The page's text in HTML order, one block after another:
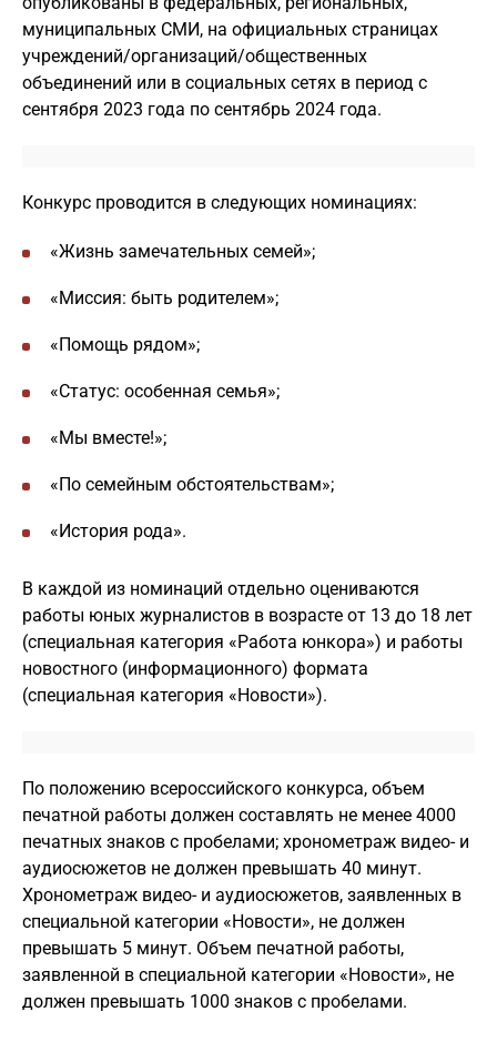
муниципальных СМИ, на официальных страницах
учреждений/организаций/общественных
объединений или в социальных сетях в период с
сентября 2023 года по сентябрь 2024 года.
Конкурс проводится в следующих номинациях:
«Жизнь замечательных семей»;
«Миссия: быть родителем»;
«Помощь рядом»;
«Статус: особенная семья»;
«Мы вместе!»;
«По семейным обстоятельствам»;
«История рода».
В каждой из номинаций отдельно оцениваются
работы юных журналистов в возрасте от 13 до 18 лет
(специальная категория «Работа юнкора») и работы
новостного (информационного) формата
(специальная категория «Новости»).
По положению всероссийского конкурса, объем
печатной работы должен составлять не менее 4000
печатных знаков с пробелами; хронометраж видео- и
аудиосюжетов не должен превышать 40 минут.
Хронометраж видео- и аудиосюжетов, заявленных в
специальной категории «Новости», не должен
превышать 5 минут. Объем печатной работы,
заявленной в специальной категории «Новости», не
должен превышать 1000 знаков с пробелами.